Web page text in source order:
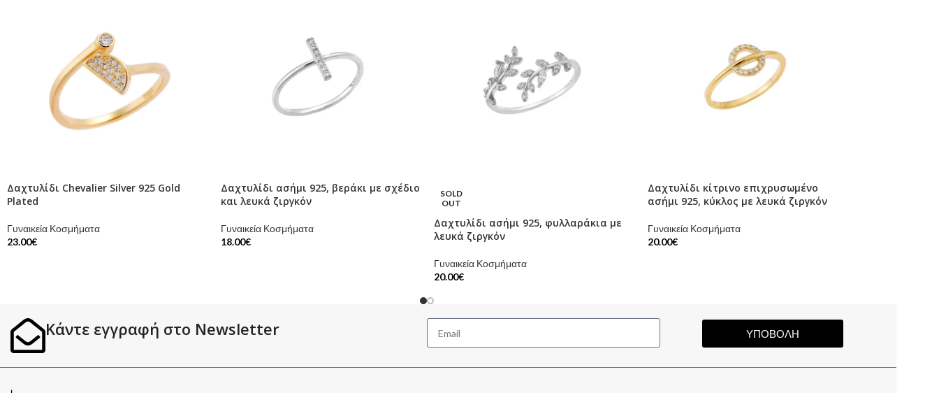
Δαχτυλίδι Chevalier Silver 925 Gold
Plated
Γυναικεία Κοσμήματα
23.00€
Δαχτυλίδι ασήμι 925, βεράκι με σχέδιο
και λευκά ζιργκόν
Γυναικεία Κοσμήματα
18.00€
SOLD
OUT
Δαχτυλίδι ασήμι 925, φυλλαράκια με
λευκά ζιργκόν
Γυναικεία Κοσμήματα
20.00€
Δαχτυλίδι κίτρινο επιχρυσωμένο
ασήμι 925, κύκλος με λευκά ζιργκόν
Γυναικεία Κοσμήματα
20.00€
Κάντε εγγραφή στο Newsletter ΥΠΟΒΟΛΗ